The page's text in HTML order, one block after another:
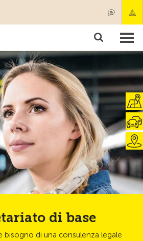
di base
bisogno di una consulenza legale